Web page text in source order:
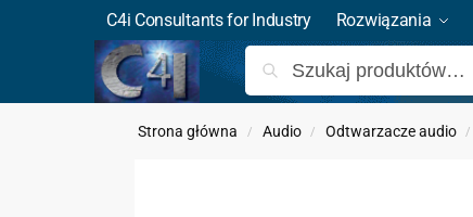
C4i Consultants for Industry Rozwiązania
Strona główna / Audio / Odtwarzacze audio /